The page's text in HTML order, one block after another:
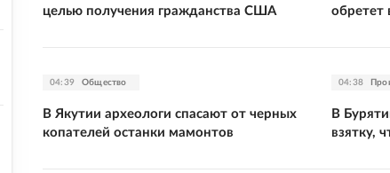
целью получения гражданства США
обретет
04:39 Общество
В Якутии археологи спасают от черных
копателей останки мамонтов
04:38
В
взятку,